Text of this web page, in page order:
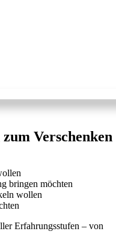
Verschenken
bringen möchten
wollen
Erfahrungsstufen – von